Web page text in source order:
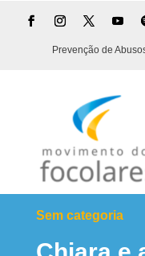
Prevenção de
Sem categoria